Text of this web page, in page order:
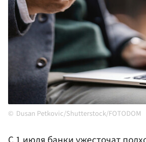
Dusan Petkovic/Shutterstock/FOTODOM